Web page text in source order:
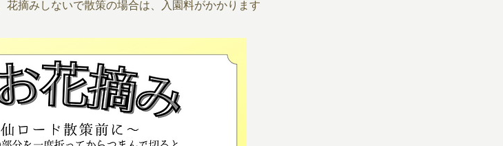
花摘みしないで散策の場合は、入園料がかかります